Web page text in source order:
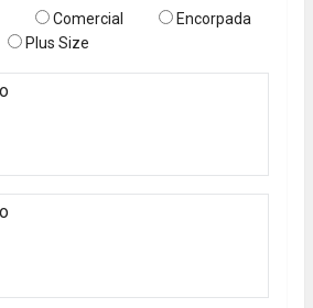
Comercial
Encorpada
Plus Size